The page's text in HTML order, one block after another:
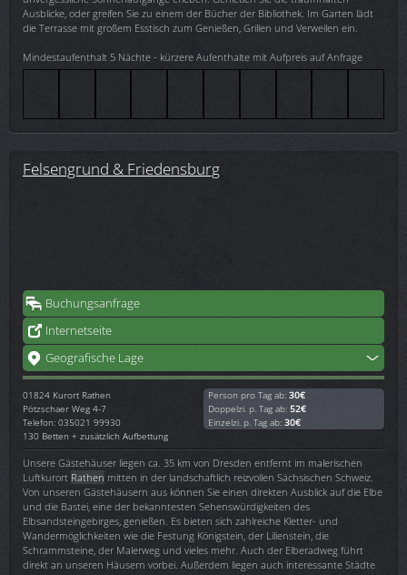
Ausblicke, oder greifen Sie zu einem der Bücher der Bibliothek. Im Garten lädt
die Terrasse mit großem Esstisch zum Genießen, Grillen und Verweilen ein.
Mindestaufenthalt 5 Nächte - kürzere Aufenthalte mit Aufpreis auf Anfrage
Felsengrund & Friedensburg
Buchungsanfrage
Internetseite
Geografische Lage
01824 Kurort Rathen
Pötzschaer Weg 4-7
Telefon: 035021 99930
130 Betten + zusätzlich Aufbettung
Person pro Tag ab: 30€
Doppelzi. p. Tag ab: 52€
Einzelzi. p. Tag ab: 30€
Unsere Gästehäuser liegen ca. 35 km von Dresden entfernt im malerischen
Luftkurort Rathen mitten in der landschaftlich reizvollen Sächsischen Schweiz.
Von unseren Gästehäusern aus können Sie einen direkten Ausblick auf die Elbe
und die Bastei, eine der bekanntesten Sehenswürdigkeiten des
Elbsandsteingebirges, genießen. Es bieten sich zahlreiche Kletter- und
Wandermöglichkeiten wie die Festung Königstein, der Lilienstein, die
Schrammsteine, der Malerweg und vieles mehr. Auch der Elberadweg führt
direkt an unseren Häusern vorbei. Außerdem liegen auch interessante Städte